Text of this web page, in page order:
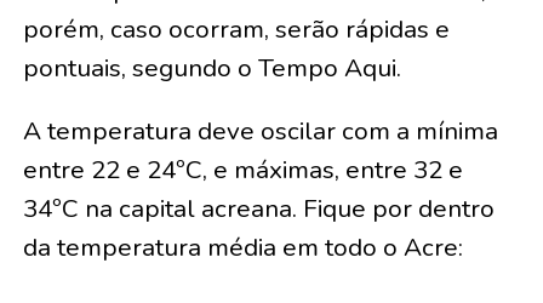
porém, caso ocorram, serão rápidas e
pontuais, segundo o Tempo Aqui.
A temperatura deve oscilar com a mínima
entre 22 e 24ºC, e máximas, entre 32 e
34ºC na capital acreana. Fique por dentro
da temperatura média em todo o Acre: